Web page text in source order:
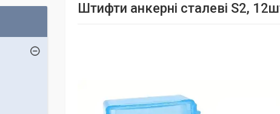
Штифти анкерні сталеві S2,